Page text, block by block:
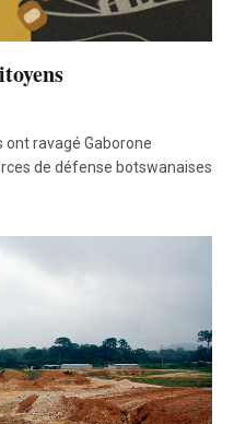
ont ravagé Gaborone
de défense botswanaises